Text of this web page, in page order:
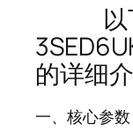
以下
的详细
一、核心参数